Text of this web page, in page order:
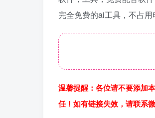
完全免费的ai工具，不占
温馨提醒：各位请不要添加
任！如有链接失效，请联系